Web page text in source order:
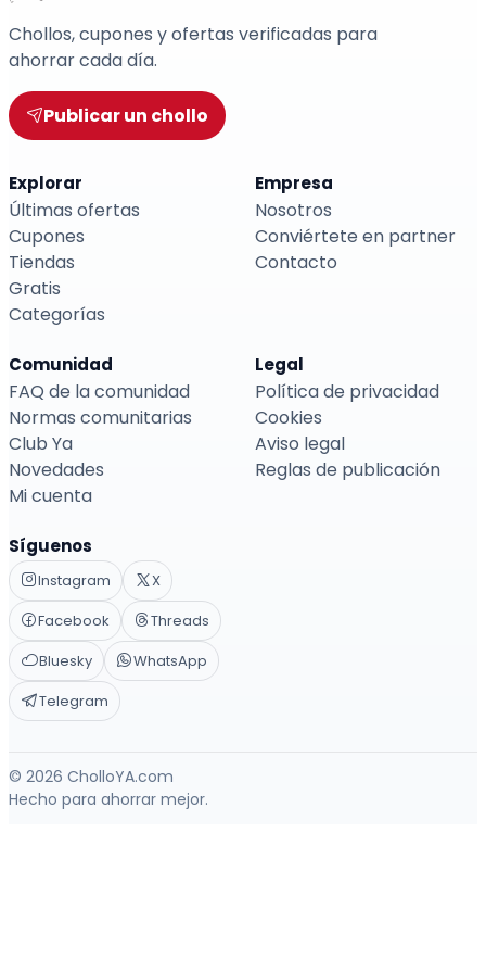
Chollos, cupones y ofertas verificadas para
ahorrar cada día.
Publicar un chollo
Explorar
Últimas ofertas
Cupones
Tiendas
Gratis
Categorías
Empresa
Nosotros
Conviértete en partner
Contacto
Comunidad
FAQ de la comunidad
Normas comunitarias
Club Ya
Novedades
Mi cuenta
Legal
Política de privacidad
Cookies
Aviso legal
Reglas de publicación
Síguenos
Instagram
X
Facebook
Threads
Bluesky
WhatsApp
Telegram
© 2026 CholloYA.com
Hecho para ahorrar mejor.